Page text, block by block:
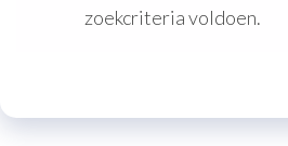
zoekcriteria voldoen.